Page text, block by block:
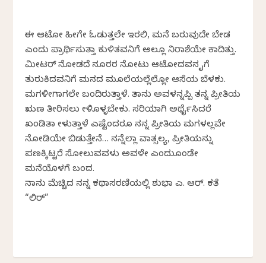
ಈ ಆಟೋ ಹೀಗೇ ಓಡುತ್ತಲೇ ಇರಲಿ, ಮನೆ ಬರುವುದೇ ಬೇಡ
ಎಂದು ಪ್ರಾರ್ಥಿಸುತ್ತಾ ಕುಳಿತವನಿಗೆ ಅಲ್ಲೂ ನಿರಾಶೆಯೇ ಕಾದಿತ್ತು.
ಮೀಟರ್ ನೋಡದೆ ನೂರರ ನೋಟು ಆಟೋದವನ ಕೈಗೆ
ತುರುಕಿದವನಿಗೆ ಮನದ ಮೂಲೆಯಲ್ಲೆಲ್ಲೋ ಆಸೆಯ ಬೆಳಕು.
ಮಗಳೀಗಾಗಲೇ ಬಂದಿರುತ್ತಾಳೆ. ತಾನು ಅವಳನ್ನಪ್ಪಿ ತನ್ನ ಪ್ರೀತಿಯ
ಋಣ ತೀರಿಸಲು ಕೇಳಿಕೊಳ್ಳಬೇಕು. ಸರಿಯಾಗಿ ಅರ್ಥೈಸಿದರೆ
ಖಂಡಿತಾ ಕೇಳುತ್ತಾಳೆ ಎಷ್ಟೆಂದರೂ ನನ್ನ ಪ್ರೀತಿಯ ಮಗಳಲ್ಲವೇ
ನೋಡಿಯೇ ಬಿಡುತ್ತೇನೆ… ನನ್ನೆಲ್ಲಾ ವಾತ್ಸಲ್ಯ, ಪ್ರೀತಿಯನ್ನು
ಪಣಕ್ಕಿಟ್ಟರೆ ಸೋಲುವವಳು ಅವಳೇ ಎಂದುಕೊಂಡೇ
ಮನೆಯೊಳಗೆ ಬಂದ.
ನಾನು ಮೆಚ್ಚಿದ ನನ್ನ ಕಥಾಸರಣಿಯಲ್ಲಿ ಶುಭಾ ಎ. ಆರ್. ಕತೆ
“ಲಿರ್”‌